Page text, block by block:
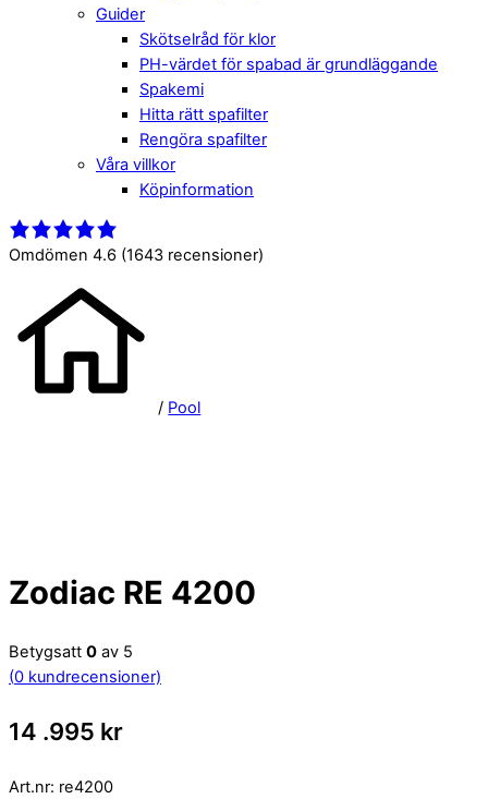
Guider
Skötselråd för klor
PH-värdet för spabad är grundläggande
Spakemi
Hitta rätt spafilter
Rengöra spafilter
Våra villkor
Köpinformation
Close
Menu
Menu
Omdömen 4.6 (1643 recensioner)
/ Pool
Zodiac RE 4200
Betygsatt 0 av 5
(0 kundrecensioner)
14 .995 kr
Art.nr: re4200